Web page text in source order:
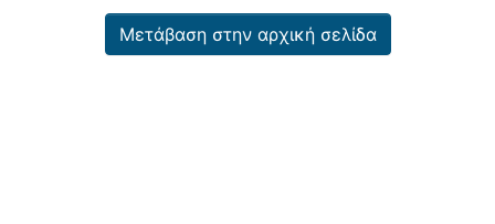
Μετάβαση στην αρχική σελίδα